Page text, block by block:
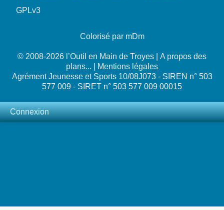
GPLv3
Colorisé par mDm
© 2008-2026 l’Outil en Main de Troyes | A propos des
plans...
Mentions légales
Agrément Jeunesse et Sports 10/08J073 - SIREN n° 503
577 009 - SIRET n° 503 577 009 00015
Connexion